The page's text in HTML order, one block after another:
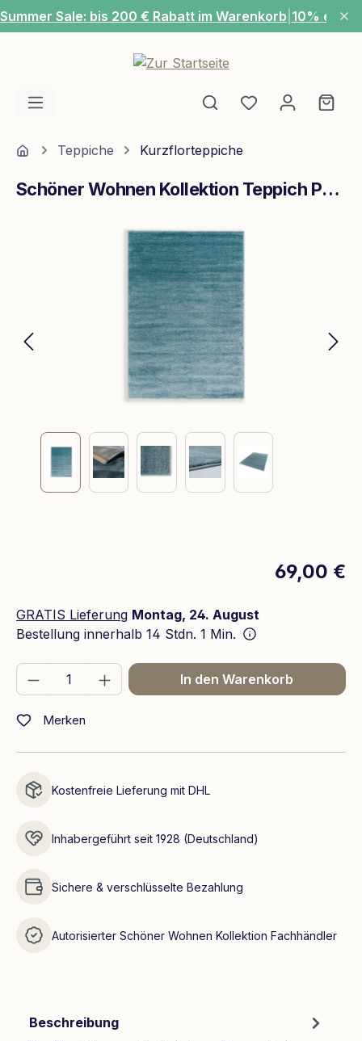
Zum Hauptinhalt springen
Summer Sale: bis 200 € Rabatt im Warenkorb 10% extra
Du hast 0
HomeTeppiche Kurzflorteppiche
Schöner Wohnen Kollektion Teppich Pure 67x130 cm Türkis
Bildergalerie überspringen
69,00 €
GRATIS Lieferung Montag, 24. August
Bestellung innerhalb 14 Stdn. 1 Min.
Produkt Anzahl: Gib den gewünschten
In den Warenkorb
Merken
Kostenfreie Lieferung mit DHL
Inhabergeführt seit 1928 (Deutschland)
Sichere & verschlüsselte Bezahlung
Autorisierter Schöner Wohnen Kollektion Fachhändler
Beschreibung